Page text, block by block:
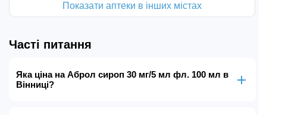
Показати аптеки в інших містах
Часті питання
Яка ціна на Аброл сироп 30 мг/5 мл фл. 100 мл в
Вінниці?